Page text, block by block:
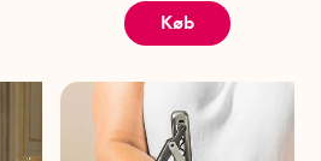
Køb